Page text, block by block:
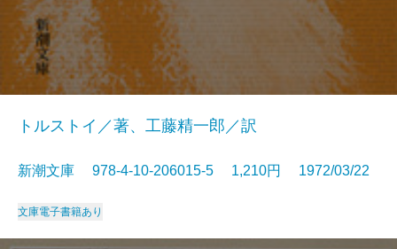
トルストイ／著、工藤精一郎／訳
新潮文庫 978-4-10-206015-5 1,210円 1972/03/22
文庫電子書籍あり